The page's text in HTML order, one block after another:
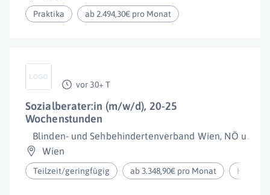
Praktika ab 2.494,30€ pro Monat
vor 30+ T
Sozialberater:in (m/w/d), 20-25
Wochenstunden
Blinden- und Sehbehindertenverband Wien, NÖ u. Bgld
Wien
Teilzeit/geringfügig ab 3.348,90€ pro Monat